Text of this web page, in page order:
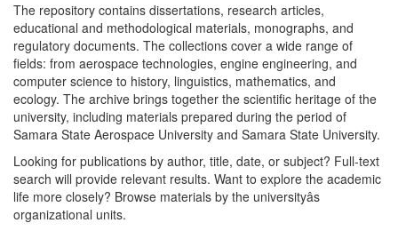
The repository contains dissertations, research articles,
educational and methodological materials, monographs, and
regulatory documents. The collections cover a wide range of
fields: from aerospace technologies, engine engineering, and
computer science to history, linguistics, mathematics, and
ecology. The archive brings together the scientific heritage of the
university, including materials prepared during the period of
Samara State Aerospace University and Samara State University.
Looking for publications by author, title, date, or subject? Full-text
search will provide relevant results. Want to explore the academic
life more closely? Browse materials by the universityâs
organizational units.